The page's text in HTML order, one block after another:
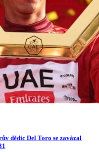
dědic Del Toro se zavázal